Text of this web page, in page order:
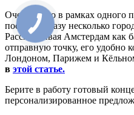
Очень часто в рамках одного
посетить сразу несколько
Рассматривая Амстердам как
отправную точку, его удобно
Лондоном, Парижем и
в этой статье.
Берите в работу готовый
персонализированное